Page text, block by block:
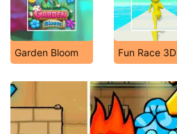
Garden Bloom Fun Race 3D